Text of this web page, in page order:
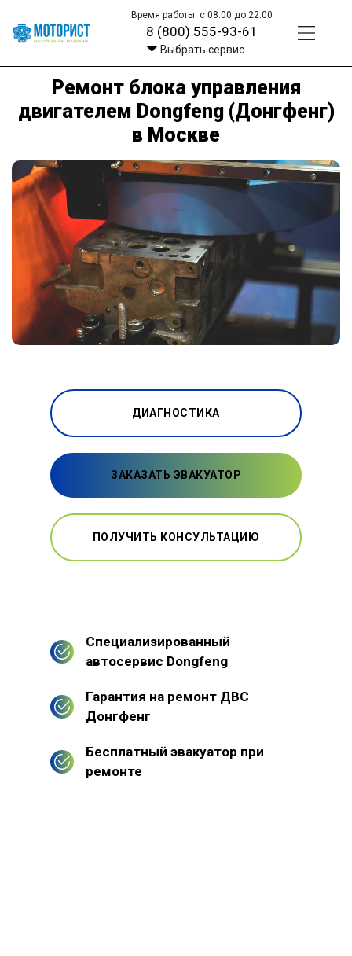
Время работы: с 08:00 до 22:00
8 (800) 555-93-61
Выбрать сервис
Ремонт блока управления
двигателем Dongfeng (Донгфенг)
в Москве
ДИАГНОСТИКА
ЗАКАЗАТЬ ЭВАКУАТОР
ПОЛУЧИТЬ КОНСУЛЬТАЦИЮ
Специализированный
автосервис Dongfeng
Гарантия на ремонт ДВС
Донгфенг
Бесплатный эвакуатор при
ремонте